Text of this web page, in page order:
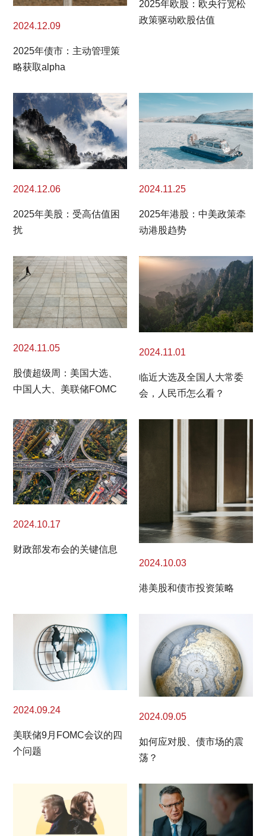
2024.12.09
2025年债市：主动管理策
略获取alpha
2025年欧股：欧央行宽松
政策驱动欧股估值
2024.12.06
2025年美股：受高估值困
扰
2024.11.25
2025年港股：中美政策牵
动港股趋势
2024.11.05
股债超级周：美国大选、
中国人大、美联储FOMC
2024.11.01
临近大选及全国人大常委
会，人民币怎么看？
2024.10.17
财政部发布会的关键信息
2024.10.03
港美股和债市投资策略
2024.09.24
美联储9月FOMC会议的四
个问题
2024.09.05
如何应对股、债市场的震
荡？